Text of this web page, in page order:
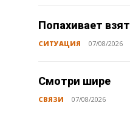
Попахивает
СИТУАЦИЯ 07/08/2026
Смотри шире
СВЯЗИ 07/08/2026